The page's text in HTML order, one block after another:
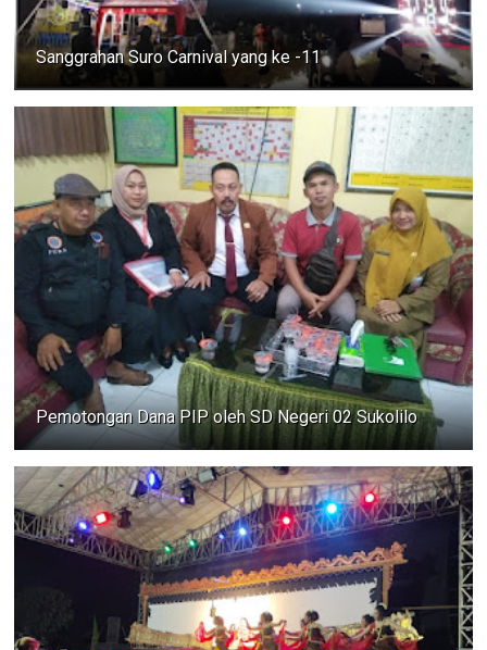
Sanggrahan Suro Carnival yang ke -11
Pemotongan Dana PIP oleh SD Negeri 02 Sukolilo